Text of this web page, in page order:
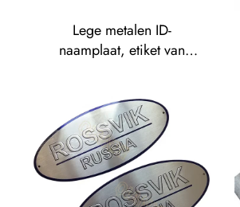
Lege metalen ID-
naamplaat, etiket van
etiket